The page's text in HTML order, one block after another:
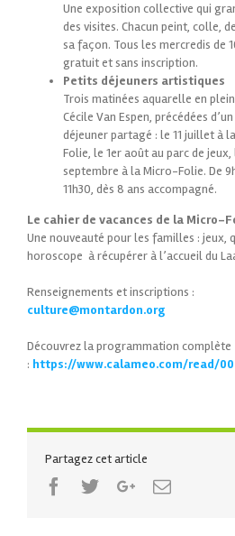
Une exposition collective qui
des visites. Chacun peint, colle,
sa façon. Tous les mercredis de
gratuit et sans inscription.
Petits déjeuners artistiques
Trois matinées aquarelle en
Cécile Van Espen, précédées
déjeuner partagé : le 11 juillet à
Folie, le 1er août au parc de jeux,
septembre à la Micro-Folie. De
11h30, dès 8 ans accompagné.
Le cahier de vacances de la Micro-
Une nouveauté pour les familles : jeux,
horoscope à récupérer à l’accueil du
Renseignements et inscriptions :
culture@montardon.org
Découvrez la programmation complète
: https://www.calameo.com/read/
Partagez cet article
Facebook
TwitterGoogle+Email